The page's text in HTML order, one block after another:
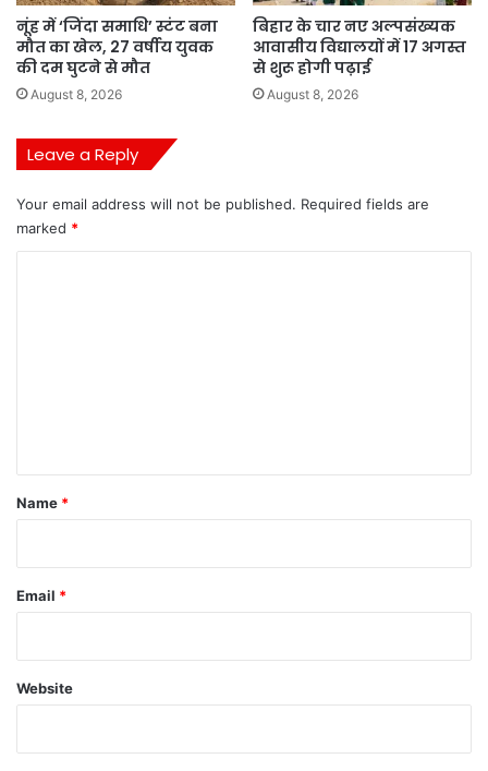
नूंह में ‘जिंदा समाधि’ स्टंट बना
मौत का खेल, 27 वर्षीय युवक
की दम घुटने से मौत
August 8, 2026
बिहार के चार नए अल्पसंख्यक
आवासीय विद्यालयों में 17 अगस्त
से शुरू होगी पढ़ाई
August 8, 2026
Leave a Reply
Your email address will not be published. Required fields are
marked *
*
Name *
Email *
Website